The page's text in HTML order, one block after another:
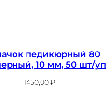
педикюрный 80
10 мм, 50 шт/уп
1450,00₽